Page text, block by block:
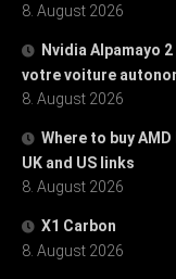
8. August 2026
Nvidia Alpamayo
votre voiture
8. August 2026
Where to buy AMD
UK and US links
8. August 2026
X1 Carbon
8. August 2026